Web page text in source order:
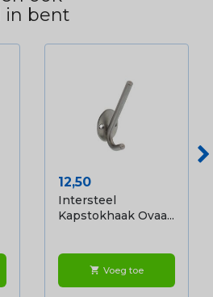
in bent
Prijs
12,50
Intersteel
Kapstokhaak Ovaa...
shopping_cart Voeg toe